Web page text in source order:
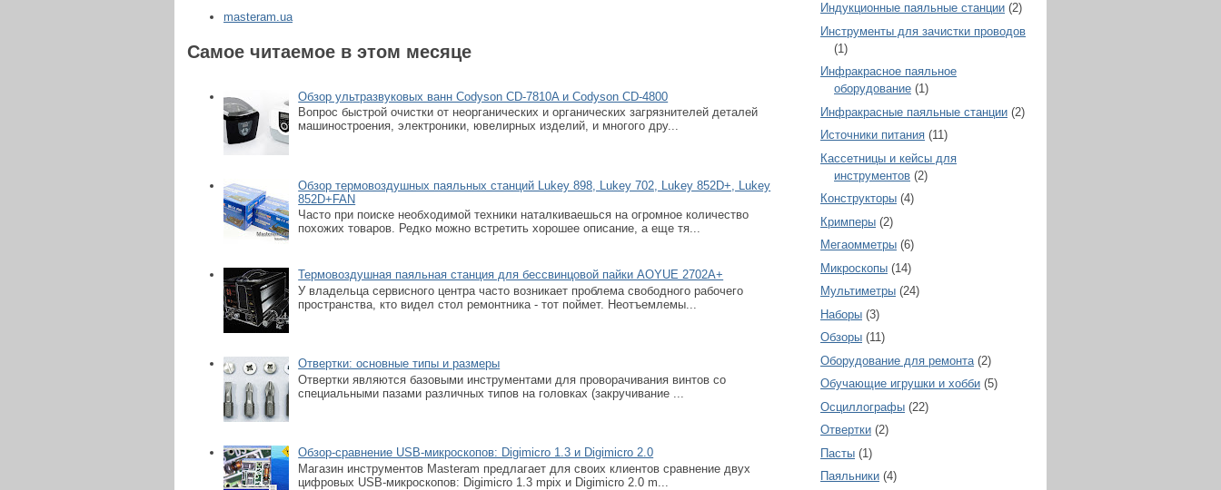
masteram.ua
Самое читаемое в этом месяце
Обзор ультразвуковых ванн Codyson CD-7810A и Codyson CD-4800
Вопрос быстрой очистки от неорганических и органических загрязнителей деталей
машиностроения, электроники, ювелирных изделий, и многого дру...
Обзор термовоздушных паяльных станций Lukey 898, Lukey 702, Lukey 852D+, Lukey
852D+FAN
Часто при поиске необходимой техники наталкиваешься на огромное количество
похожих товаров. Редко можно встретить хорошее описание, а еще тя...
Термовоздушная паяльная станция для бессвинцовой пайки AOYUE 2702A+
У владельца сервисного центра часто возникает проблема свободного рабочего
пространства, кто видел стол ремонтника - тот поймет. Неотъемлемы...
Отвертки: основные типы и размеры
Отвертки являются базовыми инструментами для проворачивания винтов со
специальными пазами различных типов на головках (закручивание ...
Обзор-сравнение USB-микроскопов: Digimicro 1.3 и Digimicro 2.0
Магазин инструментов Masteram предлагает для своих клиентов сравнение двух
цифровых USB-микроскопов: Digimicro 1.3 mpix и Digimicro 2.0 m...
Индукционные паяльные станции (2)
Инструменты для зачистки проводов
(1)
Инфракрасное паяльное
оборудование (1)
Инфракрасные паяльные станции (2)
Источники питания (11)
Кассетницы и кейсы для
инструментов (2)
Конструкторы (4)
Кримперы (2)
Мегаомметры (6)
Микроскопы (14)
Мультиметры (24)
Наборы (3)
Обзоры (11)
Оборудование для ремонта (2)
Обучающие игрушки и хобби (5)
Осциллографы (22)
Отвертки (2)
Пасты (1)
Паяльники (4)